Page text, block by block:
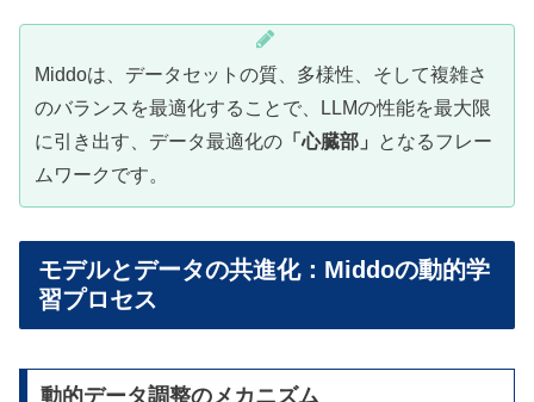
Middoは、データセットの質、多様性、そして複雑さ
のバランスを最適化することで、LLMの性能を最大限
に引き出す、データ最適化の 「心臓部」
となるフレー
ムワークです。
モデルとデータの共進化：Middoの動的学
習プロセス
動的データ調整のメカニズム